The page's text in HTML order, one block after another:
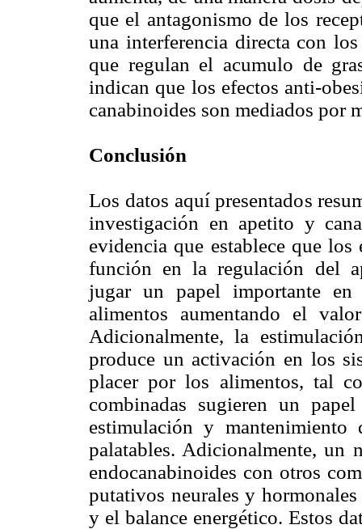
que el antagonismo de los
una interferencia directa con
que regulan el acumulo de
indican que los efectos anti-
canabinoides son mediados por
Conclusión
Los datos aquí presentados
investigación en apetito y
evidencia que establece que
función en la regulación del
jugar un papel importante
alimentos aumentando el
Adicionalmente, la
produce un activación en los
placer por los alimentos, tal
combinadas sugieren un
estimulación y mantenimiento
palatables. Adicionalmente, un
endocanabinoides con otros
putativos neurales y
y el balance energético. Estos